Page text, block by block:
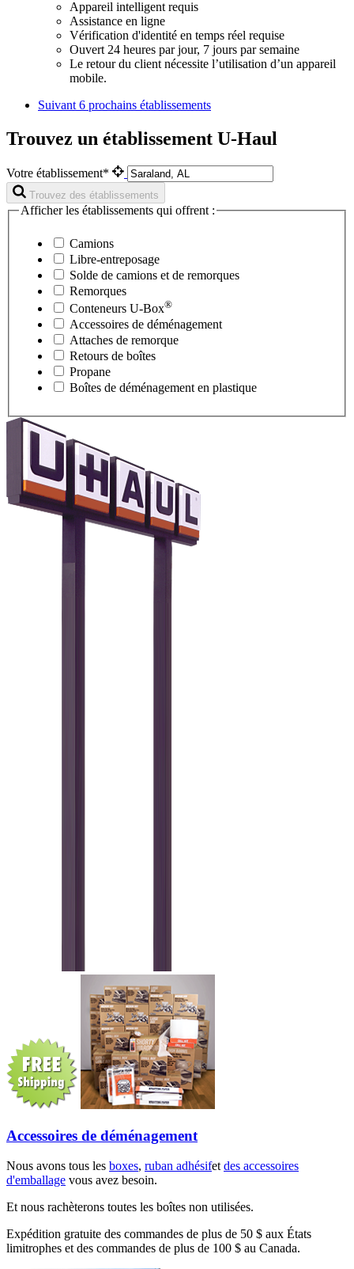
Appareil intelligent requis
Assistance en ligne
Vérification d'identité en temps réel requise
Ouvert 24 heures par jour, 7 jours par semaine
Le retour du client nécessite l’utilisation d’un appareil
mobile.
Suivant6 prochains établissements
Trouvez un établissement U-Haul
Votre établissement*
Trouvez des établissements
Afficher les établissements qui offrent :
Camions
Libre-entreposage
Solde de camions et de remorques
Remorques
Conteneurs U-Box®
Accessoires de déménagement
Attaches de remorque
Retours de boîtes
Propane
Boîtes de déménagement en plastique
Accessoires de déménagement
Nous avons tous les boxes, ruban adhésifet des accessoires
d'emballage vous avez besoin.
Et nous rachèterons toutes les boîtes non utilisées.
Expédition gratuite des commandes de plus de 50 $ aux États
limitrophes et des commandes de plus de 100 $ au Canada.